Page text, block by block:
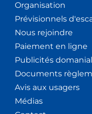
Organisation
Prévisionnels
Nous rejoindre
Paiement en ligne
Publicités
Documents
Avis aux usagers
Médias